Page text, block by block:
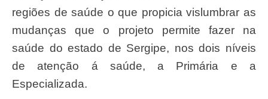
regiões de saúde o que propicia vislumbrar as
mudanças que o projeto permite fazer na
saúde do estado de Sergipe, nos dois níveis
de atenção á saúde, a Primária e a
Especializada.